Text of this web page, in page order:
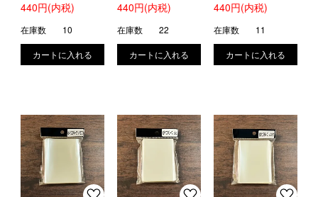
材僅かな隙間など
440円(内税)
在庫数 10
ャラスリの上に)
440円(内税)
在庫数 22
440円(内税)
在庫数 11